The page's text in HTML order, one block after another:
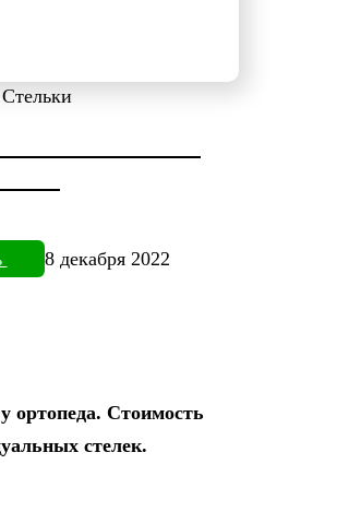
Стельки
8 декабря 2022
ортопеда. Стоимость
стелек.